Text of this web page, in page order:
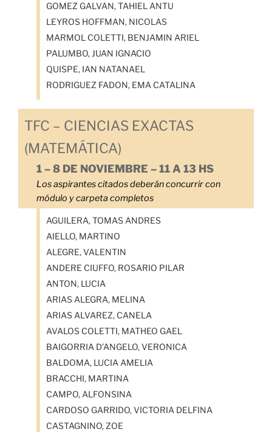
GOMEZ GALVAN, TAHIEL ANTU
LEYROS HOFFMAN, NICOLAS
MARMOL COLETTI, BENJAMIN ARIEL
PALUMBO, JUAN IGNACIO
QUISPE, IAN NATANAEL
RODRIGUEZ FADON, EMA CATALINA
TFC – CIENCIAS EXACTAS
(MATEMÁTICA)
1 – 8 DE NOVIEMBRE – 11 A 13 HS
Los aspirantes citados deberán concurrir con
módulo y carpeta completos
AGUILERA, TOMAS ANDRES
AIELLO, MARTINO
ALEGRE, VALENTIN
ANDERE CIUFFO, ROSARIO PILAR
ANTON, LUCIA
ARIAS ALEGRA, MELINA
ARIAS ALVAREZ, CANELA
AVALOS COLETTI, MATHEO GAEL
BAIGORRIA D’ANGELO, VERONICA
BALDOMA, LUCIA AMELIA
BRACCHI, MARTINA
CAMPO, ALFONSINA
CARDOSO GARRIDO, VICTORIA DELFINA
CASTAGNINO, ZOE